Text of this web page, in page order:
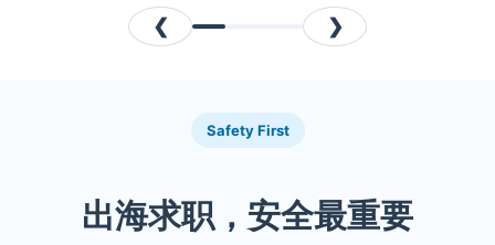
❮ ❯
Safety First
出海求职，安全最重要